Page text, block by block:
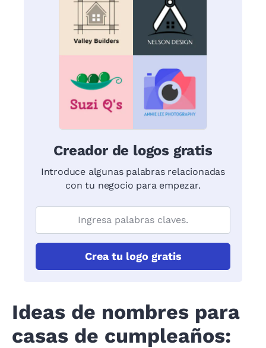
Creador de logos gratis
Introduce algunas palabras relacionadas
con tu negocio para empezar.
Crea tu logo gratis
Ideas de nombres para
casas de cumpleaños: